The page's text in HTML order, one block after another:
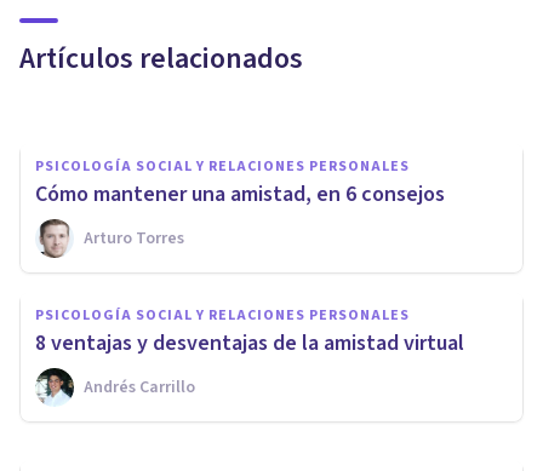
Artículos relacionados
expresarse de manera clara
PSICOLOGÍA SOCIAL Y RELACIONES PERSONALES
Cómo mantener una amistad, en 6 consejos
Arturo Torres
PSICOLOGÍA SOCIAL Y RELACIONES PERSONALES
8 ventajas y desventajas de la amistad virtual
Andrés Carrillo
PSICOLOGÍA SOCIAL Y RELACIONES PERSONALES
¿Cómo comunicarme mejor con
el resto de personas? 6
consejos útiles
Arturo Torres